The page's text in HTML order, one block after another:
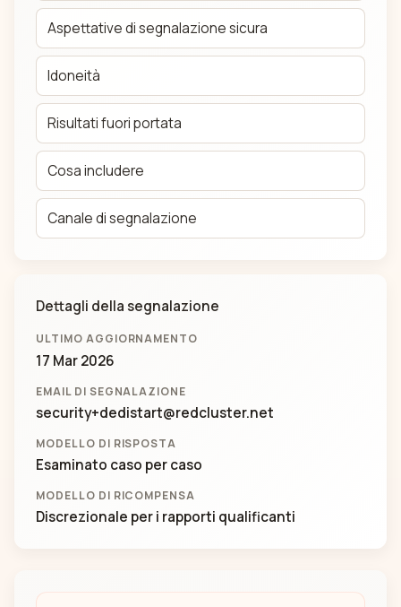
Aspettative di segnalazione sicura
Idoneità
Risultati fuori portata
Cosa includere
Canale di segnalazione
Dettagli della segnalazione
ULTIMO AGGIORNAMENTO
17 Mar 2026
EMAIL DI SEGNALAZIONE
security+dedistart@redcluster.net
MODELLO DI RISPOSTA
Esaminato caso per caso
MODELLO DI RICOMPENSA
Discrezionale per i rapporti qualificanti